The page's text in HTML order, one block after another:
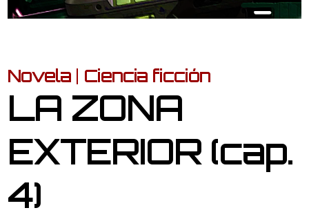
Novela Ciencia ficción
LA ZONA
EXTERIOR (cap.
4)